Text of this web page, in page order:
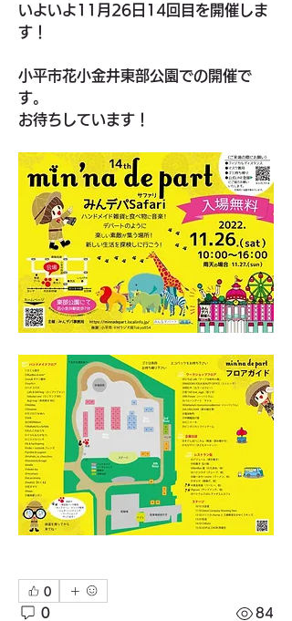
いよいよ11月26日14回目を開催しま
す！
小平市花小金井東部公園での開催で
す。
お待ちしています！
0
0 84